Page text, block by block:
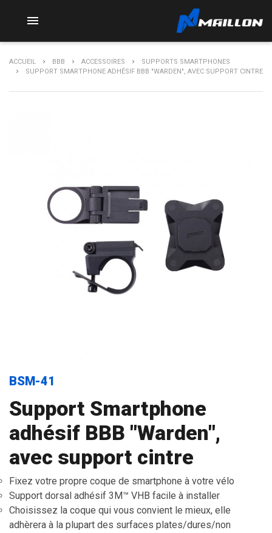

ACCUEIL BBB ACCESSOIRES
SUPPORTS SMARTPHONES
SUPPORT SMARTPHONE ADHÉSIF BBB "WARDEN", AVEC SUPPORT CINTRE
BSM-41
Support Smartphone
adhésif BBB "Warden",
avec support cintre
Fixez votre propre coque de smartphone à votre vélo
Support dorsal adhésif 3M™ VHB facile à installer
Choisissez la coque qui vous convient le mieux, elle
adhèrera à la plupart des surfaces plates/dures/non